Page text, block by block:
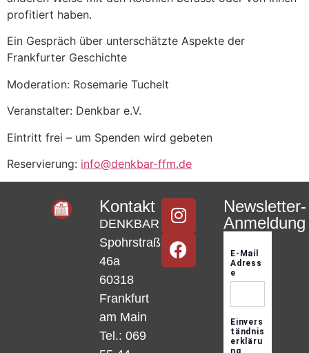
profitiert haben.
Ein Gespräch über unterschätzte Aspekte der
Frankfurter Geschichte
Moderation: Rosemarie Tuchelt
Veranstalter: Denkbar e.V.
Eintritt frei – um Spenden wird gebeten
Reservierung: info@denkbar-ffm.de
Kontakt
DENKBAR
Spohrstraße
46a
60318
Frankfurt
am Main
Tel.: 069
Newsletter-
Anmeldung